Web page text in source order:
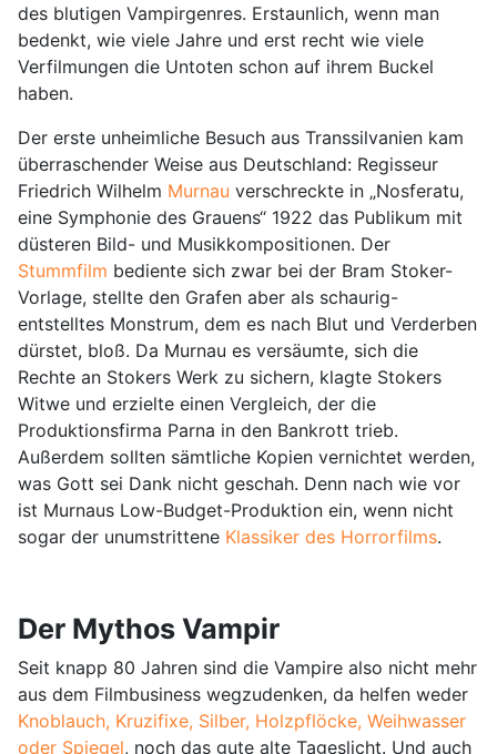
des blutigen Vampirgenres. Erstaunlich, wenn man
bedenkt, wie viele Jahre und erst recht wie viele
Verfilmungen die Untoten schon auf ihrem Buckel
haben.
Der erste unheimliche Besuch aus Transsilvanien kam
überraschender Weise aus Deutschland: Regisseur
Friedrich Wilhelm Murnau verschreckte in „Nosferatu,
eine Symphonie des Grauens“ 1922 das Publikum mit
düsteren Bild- und Musikkompositionen. Der
Stummfilm bediente sich zwar bei der Bram Stoker-
Vorlage, stellte den Grafen aber als schaurig-
entstelltes Monstrum, dem es nach Blut und Verderben
dürstet, bloß. Da Murnau es versäumte, sich die
Rechte an Stokers Werk zu sichern, klagte Stokers
Witwe und erzielte einen Vergleich, der die
Produktionsfirma Parna in den Bankrott trieb.
Außerdem sollten sämtliche Kopien vernichtet werden,
was Gott sei Dank nicht geschah. Denn nach wie vor
ist Murnaus Low-Budget-Produktion ein, wenn nicht
sogar der unumstrittene Klassiker des Horrorfilms.
Der Mythos Vampir
Seit knapp 80 Jahren sind die Vampire also nicht mehr
aus dem Filmbusiness wegzudenken, da helfen weder
Knoblauch, Kruzifixe, Silber, Holzpflöcke, Weihwasser
oder Spiegel, noch das gute alte Tageslicht. Und auch